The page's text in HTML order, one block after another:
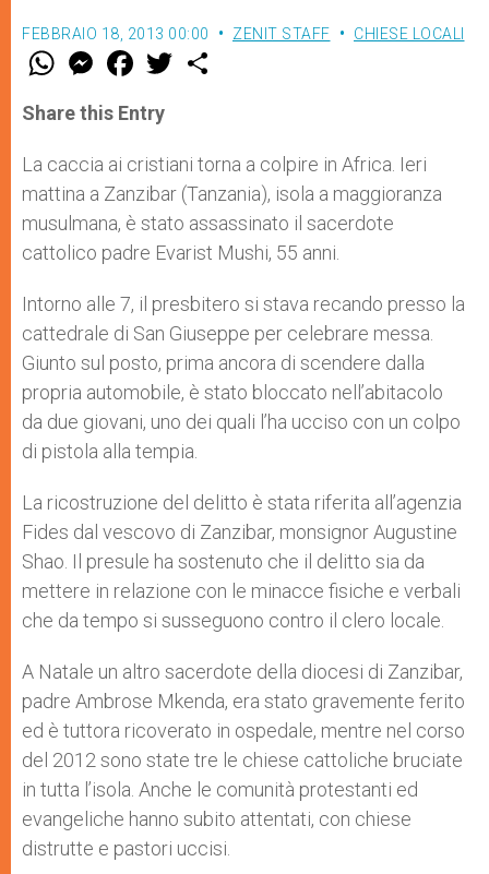
FEBBRAIO 18, 2013 00:00 ZENIT STAFF CHIESE LOCALI
W
t
s
p
p
M
e
s
e
g
e
F
a
e
b
o
k
w
r
Share this Entry
La caccia ai cristiani torna a colpire in Africa. Ieri
mattina a Zanzibar (Tanzania), isola a maggioranza
musulmana, è stato assassinato il sacerdote
cattolico padre Evarist Mushi, 55 anni.
Intorno alle 7, il presbitero si stava recando presso la
cattedrale di San Giuseppe per celebrare messa.
Giunto sul posto, prima ancora di scendere dalla
propria automobile, è stato bloccato nell’abitacolo
da due giovani, uno dei quali l’ha ucciso con un colpo
di pistola alla tempia.
La ricostruzione del delitto è stata riferita all’agenzia
Fides dal vescovo di Zanzibar, monsignor Augustine
Shao. Il presule ha sostenuto che il delitto sia da
mettere in relazione con le minacce fisiche e verbali
che da tempo si susseguono contro il clero locale.
A Natale un altro sacerdote della diocesi di Zanzibar,
padre Ambrose Mkenda, era stato gravemente ferito
ed è tuttora ricoverato in ospedale, mentre nel corso
del 2012 sono state tre le chiese cattoliche bruciate
in tutta l’isola. Anche le comunità protestanti ed
evangeliche hanno subito attentati, con chiese
distrutte e pastori uccisi.